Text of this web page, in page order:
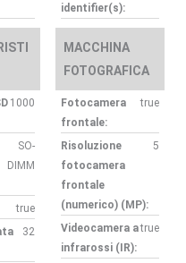
1000
SO-
DIMM
true
32
identifier(s):
MACCHINA
FOTOGRAFICA
Fotocamera
frontale:
true
Risoluzione
fotocamera
frontale
(numerico) (MP):
5
Videocamera a
infrarossi (IR):
true